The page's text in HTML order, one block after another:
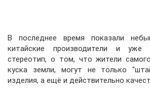
В последнее время показали
китайские производители и уже
стереотип, о том, что жители самого
куска земли, могут не только
изделия, а ещё и действительно